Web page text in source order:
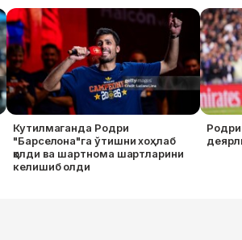
Кутилмаганда Родри
"Барселона"га ўтишни хоҳлаб
қолди ва шартнома шартларини
келишиб олди